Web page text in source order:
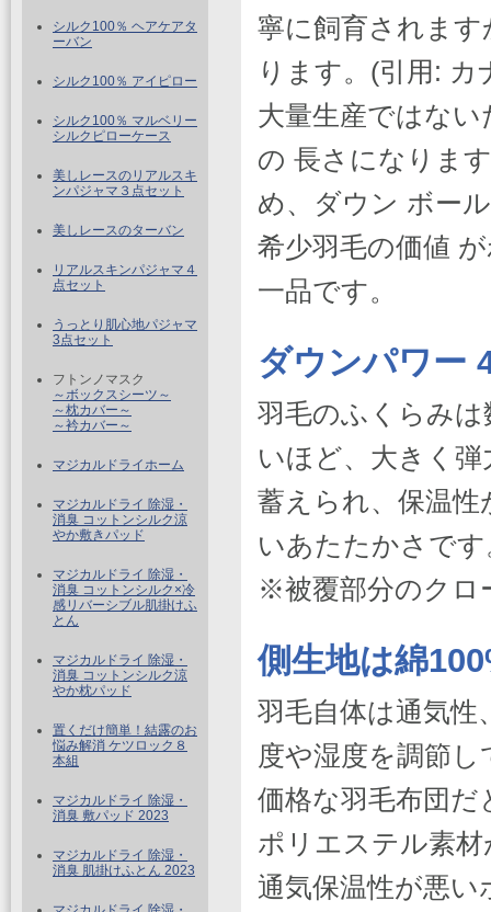
寧に飼育されま
ります。(引用: カ
大量生産ではな
の 長さになりま
め、ダウン ボー
希少羽毛の価値
一品です。
ダウンパワー
羽毛のふくらみ
いほど、大きく
蓄えられ、保温
いあたたかさです
※被覆部分のクロ
側生地は綿
羽毛自体は通気性
度や湿度を調節
価格な羽毛布団
ポリエステル素
通気保温性が悪
シルク100％ ヘアケアタ
ーバン
シルク100％ アイピロー
シルク100％ マルベリー
シルクピローケース
美しレースのリアルスキ
ンパジャマ３点セット
美しレースのターバン
リアルスキンパジャマ４
点セット
うっとり肌心地パジャマ
3点セット
フトンノマスク
～ボックスシーツ～
～枕カバー～
～衿カバー～
マジカルドライホーム
マジカルドライ 除湿・
消臭 コットンシルク涼
やか敷きパッド
マジカルドライ 除湿・
消臭 コットンシルク×冷
感リバーシブル肌掛けふ
とん
マジカルドライ 除湿・
消臭 コットンシルク涼
やか枕パッド
置くだけ簡単！結露のお
悩み解消 ケツロック８
本組
マジカルドライ 除湿・
消臭 敷パッド 2023
マジカルドライ 除湿・
消臭 肌掛けふとん 2023